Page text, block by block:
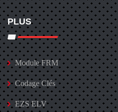
PLUS
Module FRM
Codage Clés
EZS ELV